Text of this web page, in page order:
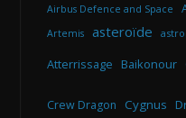
Airbus Defence and Space
Artemis asteroïde
Atterrissage Baikonour
Crew Dragon Cygnus